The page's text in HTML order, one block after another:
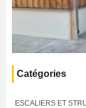
Catégories
ESCALIERS ET